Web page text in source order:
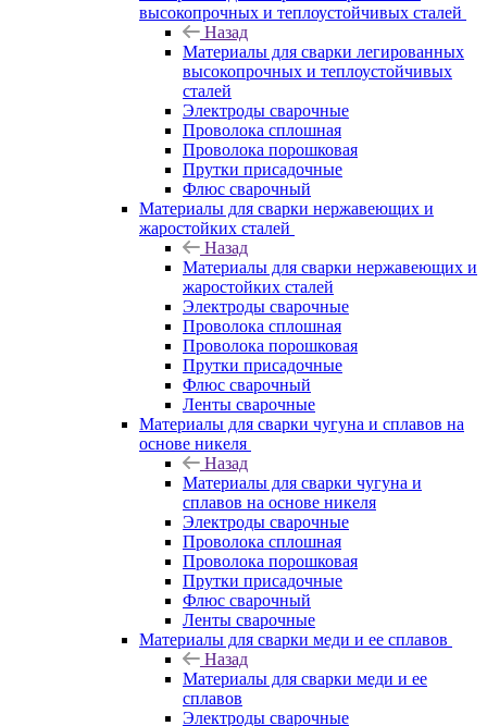
высокопрочных и теплоустойчивых сталей
Назад
Материалы для сварки легированных
высокопрочных и теплоустойчивых
сталей
Электроды сварочные
Проволока сплошная
Проволока порошковая
Прутки присадочные
Флюс сварочный
Материалы для сварки нержавеющих и
жаростойких сталей
Назад
Материалы для сварки нержавеющих и
жаростойких сталей
Электроды сварочные
Проволока сплошная
Проволока порошковая
Прутки присадочные
Флюс сварочный
Ленты сварочные
Материалы для сварки чугуна и сплавов на
основе никеля
Назад
Материалы для сварки чугуна и
сплавов на основе никеля
Электроды сварочные
Проволока сплошная
Проволока порошковая
Прутки присадочные
Флюс сварочный
Ленты сварочные
Материалы для сварки меди и ее сплавов
Назад
Материалы для сварки меди и ее
сплавов
Электроды сварочные